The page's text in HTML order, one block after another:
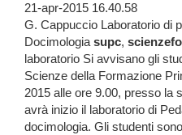
21-apr-2015 16.40.58
G. Cappuccio Laboratorio di
Docimologiasupc,
laboratorio Si avvisano gli
Scienze della Formazione
2015 alle ore 9.00, presso la
avrà inizio il laboratorio di
docimologia. Gli studenti